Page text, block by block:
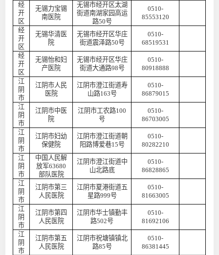
经
开
区
无锡力宝锡
南医院
无锡市经开区太湖
街道南湖家园高运
路50号
0510-
85553120
经
开
区
无锡华清医
院
无锡市经开区华庄
街道震泽路50号
0510-
68519531
经
开
区
无锡怡和妇
产医院
无锡市经开区华庄
街道大通路98号
0510-
80918888
江
阴
市
江阴市人民
医院
江阴市澄江街道寿
山路163号
0510-
86879015
江
阴
市
江阴市中医
院
江阴市工农路100
号
0510-
86703005
江
阴
市
江阴市妇幼
保健院
江阴市澄江街道朝
阳路博爱巷15号
0510-
80282210
江
阴
市
中国人民解
放军63680
部队医院
江阴市澄江街道中
山北路底
0510-
86828865
江
阴
市
江阴市第三
人民医院
江阴市夏港街道五
星路999号
0510-
81663005
江
阴
市
江阴市第四
人民医院
江阴市华士镇勤丰
路502号
0510-
81692106
江
阴
市
江阴市第五
人民医院
江阴市祝塘镇镇北
路85号
0510-
86381445